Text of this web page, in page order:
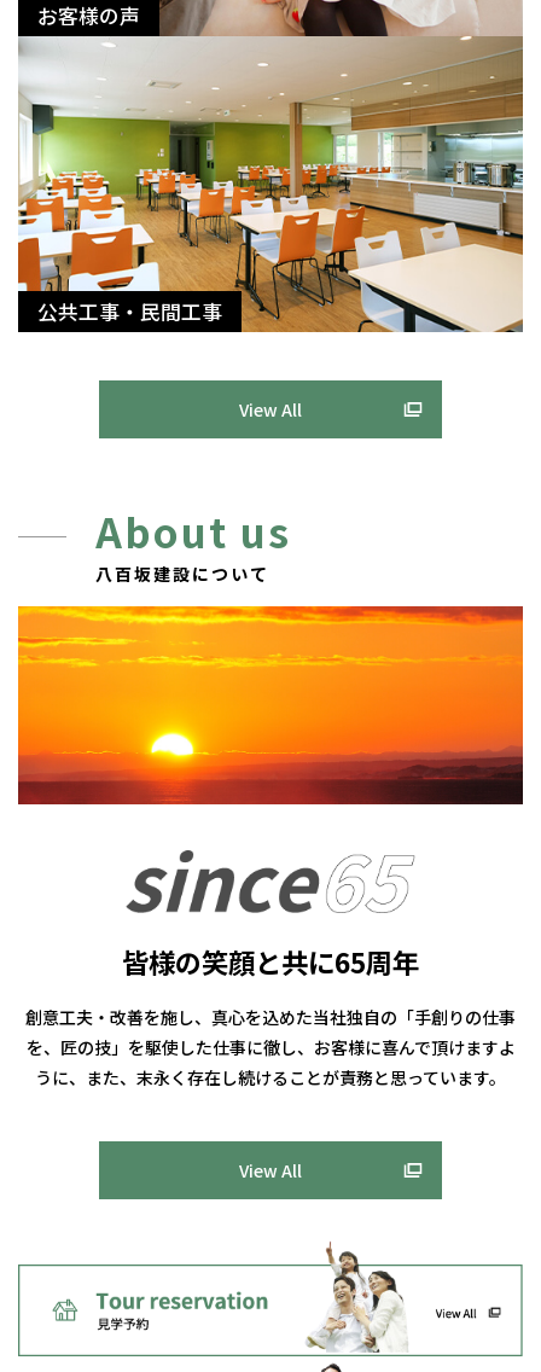
お客様の声
公共工事・民間工事
View All
About us
八百坂建設について
皆様の笑顔と共に65周年
創意工夫・改善を施し、真心を込めた当社独自の「手創りの仕事
を、匠の技」を駆使した仕事に徹し、お客様に喜んで頂けますよ
うに、また、末永く存在し続けることが責務と思っています。
View All